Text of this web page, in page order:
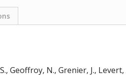
Geoffroy, N., Grenier, J.,